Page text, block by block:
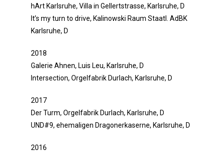
hArt Karlsruhe, Villa in Gellertstrasse, Karlsruhe, D
It’s my turn to drive, Kalinowski Raum Staatl. AdBK
Karlsruhe, D
2018
Galerie Ahnen, Luis Leu, Karlsruhe, D
Intersection, Orgelfabrik Durlach, Karlsruhe, D
2017
Der Turm, Orgelfabrik Durlach, Karlsruhe, D
UND#9, ehemaligen Dragonerkaserne, Karlsruhe, D
2016